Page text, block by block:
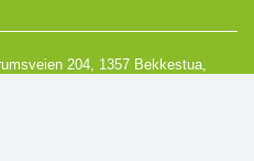
204, 1357 Bekkestua,